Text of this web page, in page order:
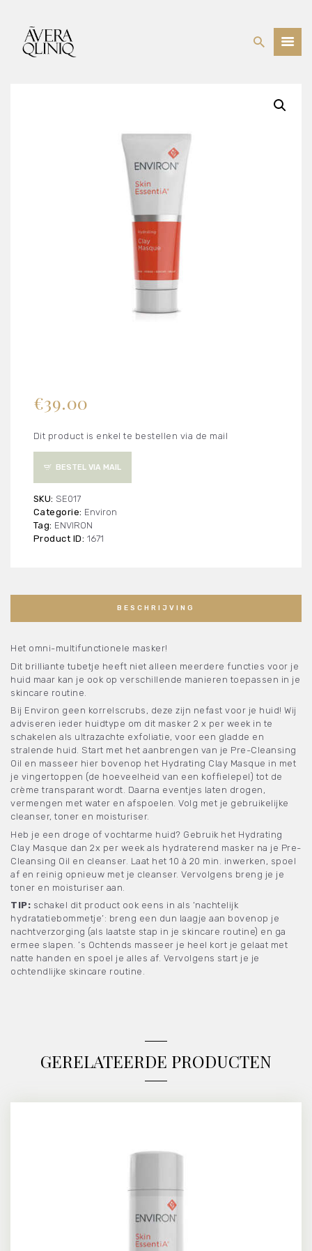
WEBSHOP
OVER ONS
€39.00
Dit product is enkel te bestellen via de mail
BESTEL VIA MAIL
SKU: SE017
Categorie: Environ
Tag: ENVIRON
Product ID: 1671
BESCHRIJVING
Het omni-multifunctionele masker!
Dit brilliante tubetje heeft niet alleen meerdere functies voor je
huid maar kan je ook op verschillende manieren toepassen in je
skincare routine.
Bij Environ geen korrelscrubs, deze zijn nefast voor je huid! Wij
adviseren ieder huidtype om dit masker 2 x per week in te
schakelen als ultrazachte exfoliatie, voor een gladde en
stralende huid. Start met het aanbrengen van je Pre-Cleansing
Oil en masseer hier bovenop het Hydrating Clay Masque in met
je vingertoppen (de hoeveelheid van een koffielepel) tot de
crème transparant wordt. Daarna eventjes laten drogen,
vermengen met water en afspoelen. Volg met je gebruikelijke
cleanser, toner en moisturiser.
Heb je een droge of vochtarme huid? Gebruik het Hydrating
Clay Masque dan 2x per week als hydraterend masker na je Pre-
Cleansing Oil en cleanser. Laat het 10 à 20 min. inwerken, spoel
af en reinig opnieuw met je cleanser. Vervolgens breng je je
toner en moisturiser aan.
TIP: schakel dit product ook eens in als ‘nachtelijk
hydratatiebommetje’: breng een dun laagje aan bovenop je
nachtverzorging (als laatste stap in je skincare routine) en ga
ermee slapen. ’s Ochtends masseer je heel kort je gelaat met
natte handen en spoel je alles af. Vervolgens start je je
ochtendlijke skincare routine.
GERELATEERDE PRODUCTEN